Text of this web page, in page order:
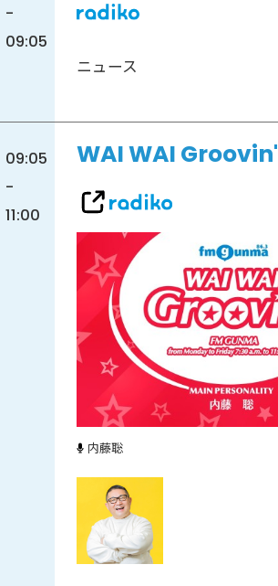
-
09:05
ニュース
09:05
-
11:00
WAI WAI Groovin'
内藤聡